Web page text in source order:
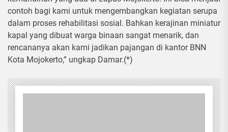
contoh bagi kami untuk mengembangkan kegiatan serupa
dalam proses rehabilitasi sosial. Bahkan kerajinan miniatur
kapal yang dibuat warga binaan sangat menarik, dan
rencananya akan kami jadikan pajangan di kantor BNN
Kota Mojokerto,” ungkap Damar.(*)